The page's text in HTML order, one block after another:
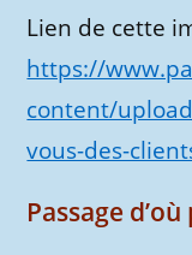
Lien de cette
https://
content/
vous-des-
Passage